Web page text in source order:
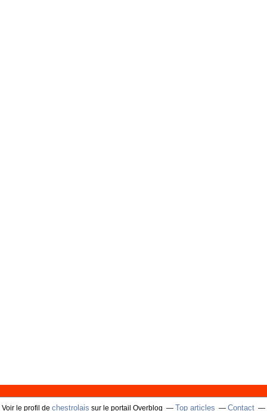
Voir le profil de chestrolais sur le portail Overblog Top articles Contact